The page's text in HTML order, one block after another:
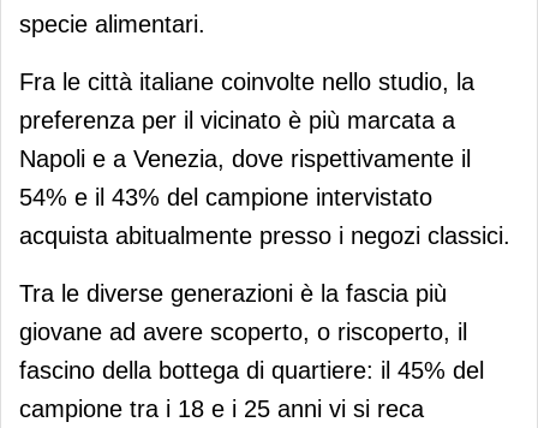
specie alimentari.
Fra le città italiane coinvolte nello studio, la
preferenza per il vicinato è più marcata a
Napoli e a Venezia, dove rispettivamente il
54% e il 43% del campione intervistato
acquista abitualmente presso i negozi classici.
Tra le diverse generazioni è la fascia più
giovane ad avere scoperto, o riscoperto, il
fascino della bottega di quartiere: il 45% del
campione tra i 18 e i 25 anni vi si reca